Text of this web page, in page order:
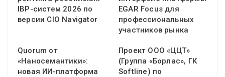
IBP-систем 2026 по
версии CIO Navigator
EGAR Focus для
профессиональных
участников рынка
Quorum от
«Наносемантики»:
новая ИИ-платформа
Проект ООО «ЦЦТ»
(Группа «Борлас», ГК
Softline) по